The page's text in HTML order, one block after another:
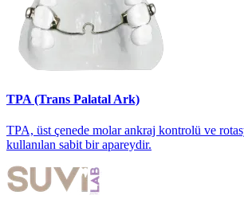
TPA (Trans Palatal Ark)
TPA, üst çenede molar ankraj kontrolü ve
kullanılan sabit bir apareydir.